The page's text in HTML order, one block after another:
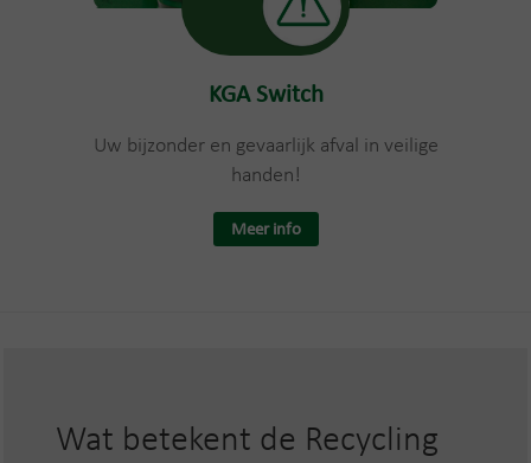
KGA Switch
Uw bijzonder en gevaarlijk afval in veilige
handen!
Meer info
Wat betekent de Recycling